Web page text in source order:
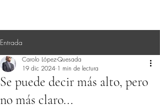
Entrada
Se puede decir más alto, pero
no más claro...
Carolo López-Quesada
19 dic 2024 1 min de lectura